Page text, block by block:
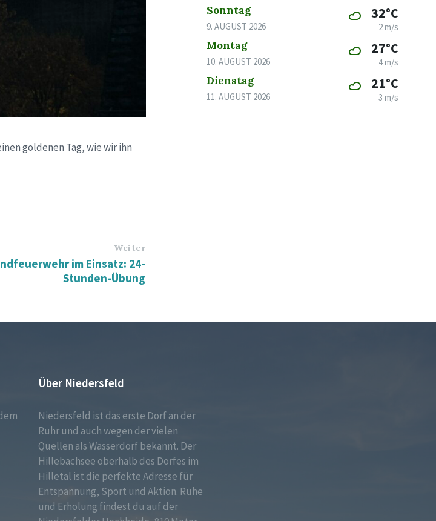
goldenen Tag, wie wir ihn
Weiter
im Einsatz: 24-
Stunden-Übung
Sonntag
9. AUGUST 2026
32°C
2 m/s
Montag
10. AUGUST 2026
27°C
4 m/s
Dienstag
11. AUGUST 2026
21°C
3 m/s
Über Niedersfeld
Niedersfeld ist das erste Dorf an der
Ruhr und auch wegen der vielen
Quellen als Wasserdorf bekannt. Der
Hillebachsee oberhalb des Dorfes im
Hilletal ist die perfekte Adresse für
Entspannung, Sport und Aktion. Ruhe
und Erholung findest du auf der